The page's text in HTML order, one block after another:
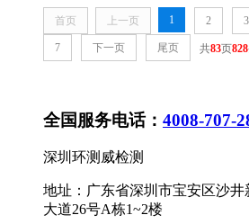
首页 上一页 1 2 3
7 下一页 尾页 共83页828
全国服务电话： 4008-707-
深圳环测威检测
地址：广东省深圳市宝安区沙
大道26号A栋1~2楼